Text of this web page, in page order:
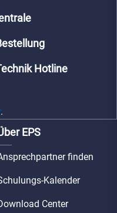
Hotline
.
EPS
finden
Kalender
Center